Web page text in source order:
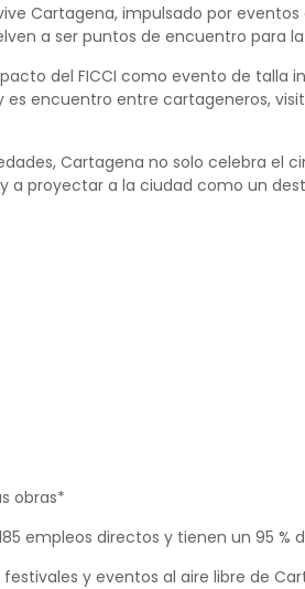
Cartagena, impulsado por
a ser puntos de encuentro para
del FICCI como evento de talla
es encuentro entre cartageneros,
Cartagena no solo celebra el
a proyectar a la ciudad como un
obras*
empleos directos y tienen un 95 %
y eventos al aire libre de